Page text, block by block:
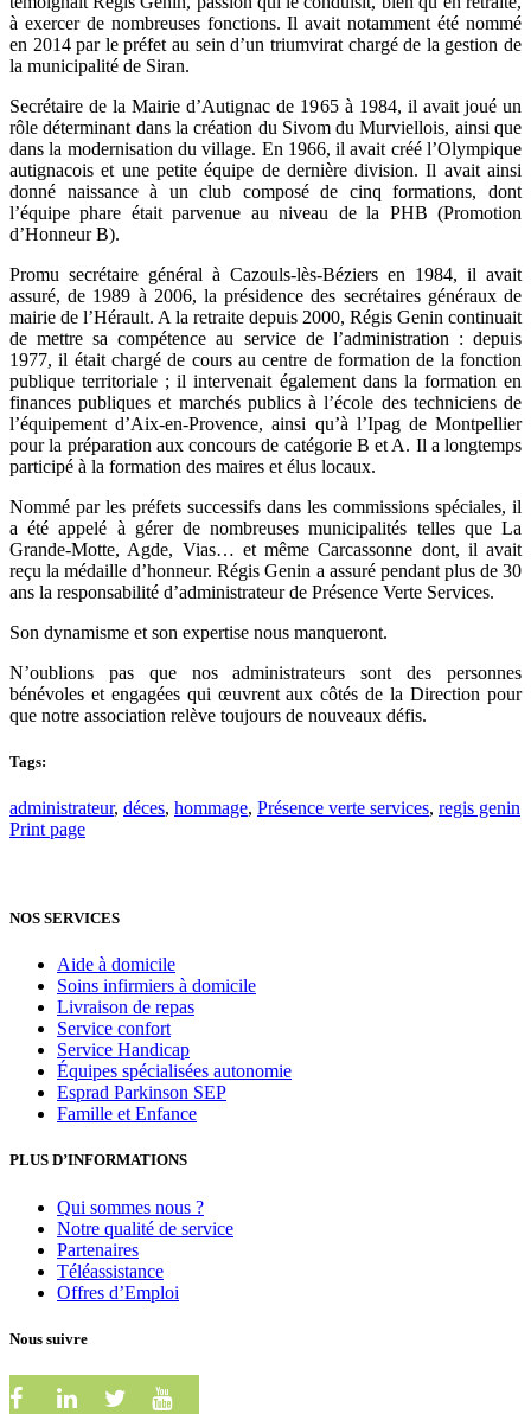
à exercer de nombreuses fonctions. Il avait notamment été nommé
en 2014 par le préfet au sein d’un triumvirat chargé de la gestion de
la municipalité de Siran.
Secrétaire de la Mairie d’Autignac de 1965 à 1984, il avait joué un
rôle déterminant dans la création du Sivom du Murviellois, ainsi que
dans la modernisation du village. En 1966, il avait créé l’Olympique
autignacois et une petite équipe de dernière division. Il avait ainsi
donné naissance à un club composé de cinq formations, dont
l’équipe phare était parvenue au niveau de la PHB (Promotion
d’Honneur B).
Promu secrétaire général à Cazouls-lès-Béziers en 1984, il avait
assuré, de 1989 à 2006, la présidence des secrétaires généraux de
mairie de l’Hérault. A la retraite depuis 2000, Régis Genin continuait
de mettre sa compétence au service de l’administration : depuis
1977, il était chargé de cours au centre de formation de la fonction
publique territoriale ; il intervenait également dans la formation en
finances publiques et marchés publics à l’école des techniciens de
l’équipement d’Aix-en-Provence, ainsi qu’à l’Ipag de Montpellier
pour la préparation aux concours de catégorie B et A. Il a longtemps
participé à la formation des maires et élus locaux.
Nommé par les préfets successifs dans les commissions spéciales, il
a été appelé à gérer de nombreuses municipalités telles que La
Grande-Motte, Agde, Vias… et même Carcassonne dont, il avait
reçu la médaille d’honneur. Régis Genin a assuré pendant plus de 30
ans la responsabilité d’administrateur de Présence Verte Services.
Son dynamisme et son expertise nous manqueront.
N’oublions pas que nos administrateurs sont des personnes
bénévoles et engagées qui œuvrent aux côtés de la Direction pour
que notre association relève toujours de nouveaux défis.
Tags:
administrateur, déces, hommage, Présence verte services, regis genin
Print page
NOS SERVICES
Aide à domicile
Soins infirmiers à domicile
Livraison de repas
Service confort
Service Handicap
Équipes spécialisées autonomie
Esprad Parkinson SEP
Famille et Enfance
PLUS D’INFORMATIONS
Qui sommes nous ?
Notre qualité de service
Partenaires
Téléassistance
Offres d’Emploi
Nous suivre